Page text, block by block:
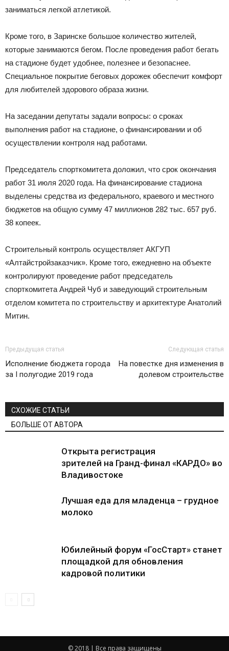
заниматься легкой атлетикой.
Кроме того, в Заринске большое количество жителей,
которые занимаются бегом. После проведения работ бегать
на стадионе будет удобнее, полезнее и безопаснее.
Специальное покрытие беговых дорожек обеспечит комфорт
для любителей здорового образа жизни.
На заседании депутаты задали вопросы: о сроках
выполнения работ на стадионе, о финансировании и об
осуществлении контроля над работами.
Председатель спорткомитета доложил, что срок окончания
работ 31 июля 2020 года. На финансирование стадиона
выделены средства из федерального, краевого и местного
бюджетов на общую сумму 47 миллионов 282 тыс. 657 руб.
38 копеек.
Строительный контроль осуществляет АКГУП
«Алтайстройзаказчик». Кроме того, ежедневно на объекте
контролируют проведение работ председатель
спорткомитета Андрей Чуб и заведующий строительным
отделом комитета по строительству и архитектуре Анатолий
Митин.
Предыдущая статья
Исполнение бюджета города
за I полугодие 2019 года
Следующая статья
На повестке дня изменения в
долевом строительстве
СХОЖИЕ СТАТЬИ
БОЛЬШЕ ОТ АВТОРА
Открыта регистрация
зрителей на Гранд-финал «КАРДО» во
Владивостоке
Лучшая еда для младенца – грудное
молоко
Юбилейный форум «ГосСтарт» станет
площадкой для обновления
кадровой политики
© 2018 | Все права защищены